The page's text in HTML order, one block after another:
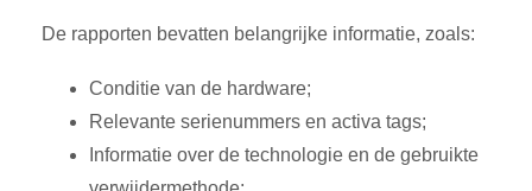
De rapporten bevatten belangrijke informatie, zoals:
Conditie van de hardware;
Relevante serienummers en activa tags;
Informatie over de technologie en de gebruikte